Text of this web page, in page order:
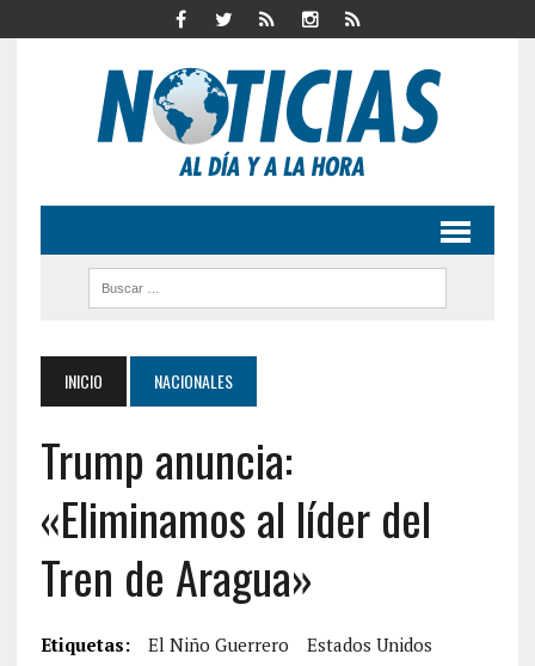
INICIO NACIONALES
Trump anuncia:
«Eliminamos al líder del
Tren de Aragua»
Etiquetas: El Niño Guerrero
Estados Unidos